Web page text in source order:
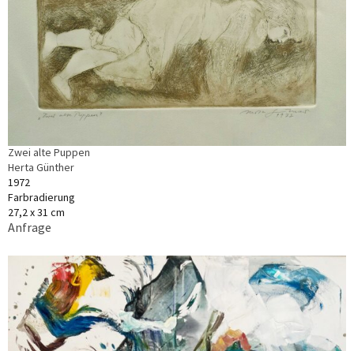
Zwei alte Puppen
Herta Günther
1972
Farbradierung
27,2 x 31 cm
Anfrage